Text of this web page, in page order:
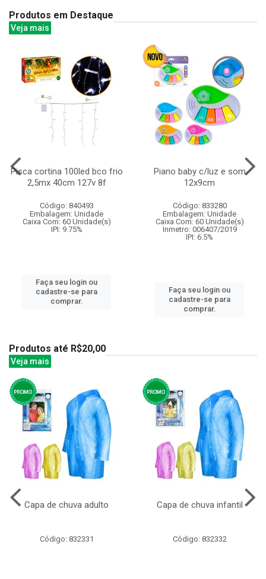
Produtos em Destaque
Veja mais
Pisca cortina 100led bco frio
2,5mx 40cm 127v 8f
Código: 840493
Embalagem: Unidade
Caixa Com: 60 Unidade(s)
IPI: 9.75%
Faça seu login ou
cadastre-se para
comprar.
Piano baby c/luz e som
12x9cm
Código: 833280
Embalagem: Unidade
Caixa Com: 60 Unidade(s)
Inmetro: 006407/2019
IPI: 6.5%
Faça seu login ou
cadastre-se para
comprar.
Produtos até R$20,00
Veja mais
Capa de chuva adulto
Código: 832331
Capa de chuva infantil
Código: 832332